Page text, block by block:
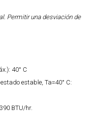
Permitir una desviación de
40° C
estable, Ta=40° C:
390 BTU/hr.